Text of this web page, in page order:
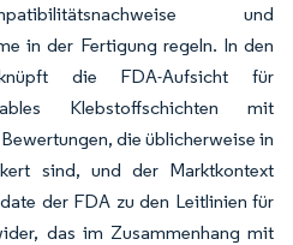
und
in der Fertigung regeln. In den
die FDA-Aufsicht für
Klebstoffschichten mit
die üblicherweise in
sind, und der Marktkontext
der FDA zu den Leitlinien für
das im Zusammenhang mit